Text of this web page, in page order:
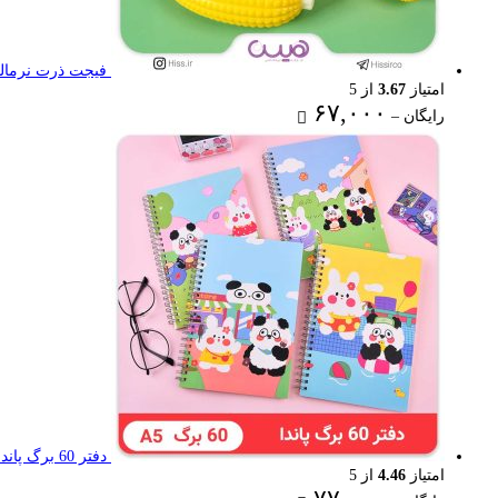
فیجت ذرت
امتیاز 3.67 از 5
رایگان – ۶۷,۰۰۰
رایگان
through
۶۷,۰۰۰ تومان
دفتر 60 برگ پاندا
امتیاز 4.46 از 5